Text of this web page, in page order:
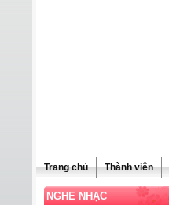
Trang chủ Thành viên
NGHE NHẠC